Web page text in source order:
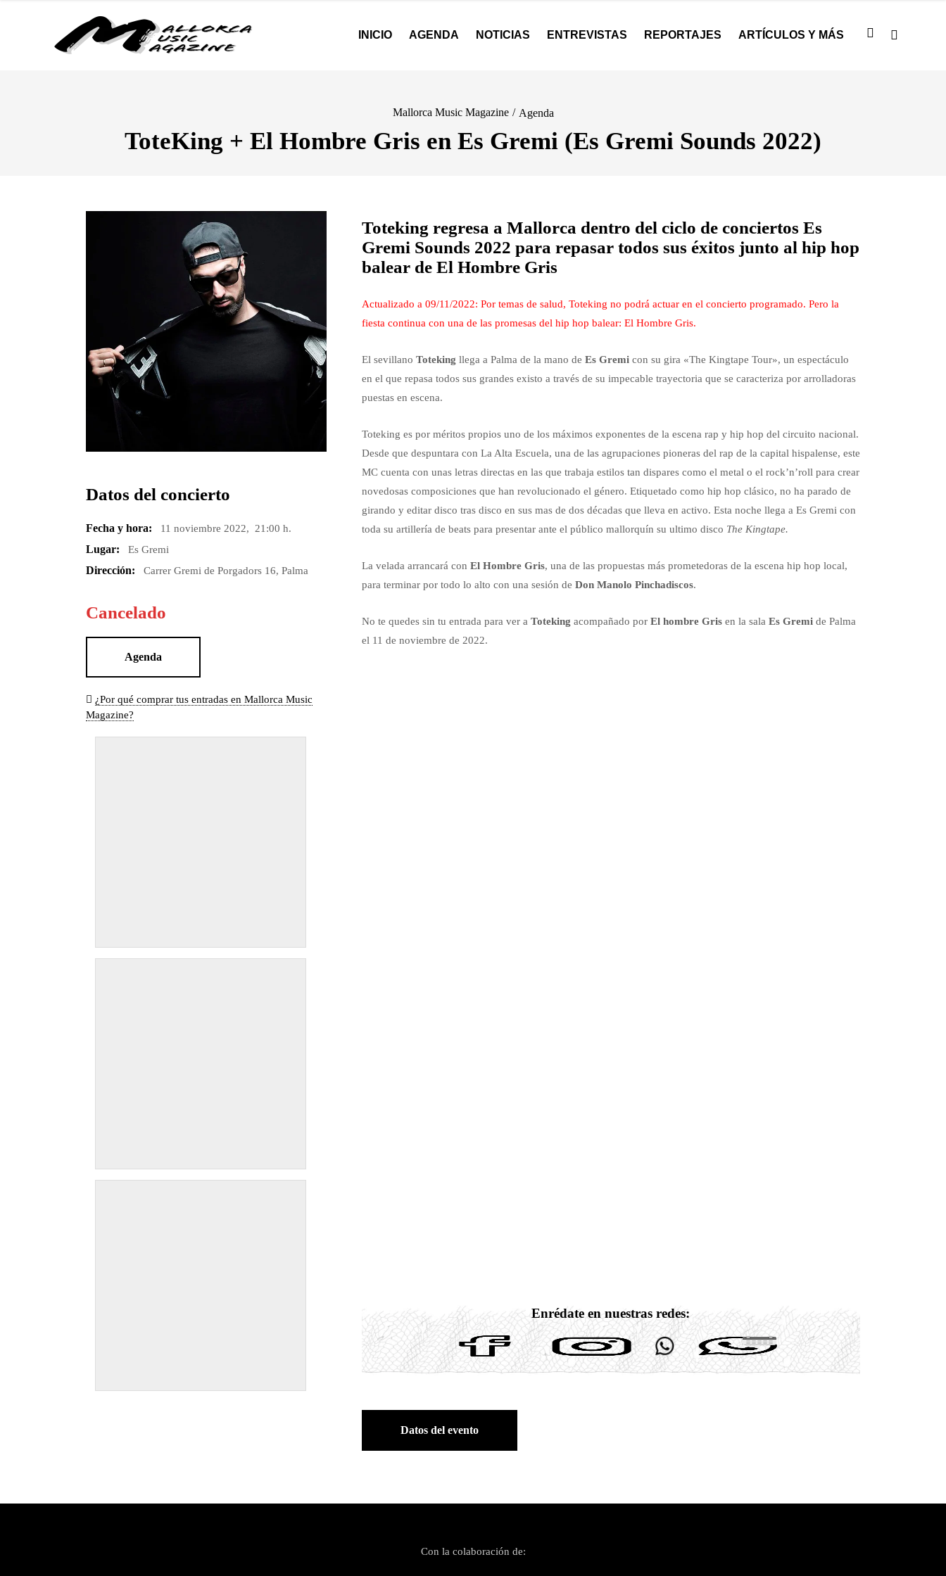
INICIO AGENDA NOTICIAS ENTREVISTAS REPORTAJES ARTÍCULOS Y MÁS
Mallorca Music Magazine / Agenda
ToteKing + El Hombre Gris en Es Gremi (Es Gremi Sounds 2022)
Datos del concierto
Fecha y hora: 11 noviembre 2022, 21:00 h.
Lugar: Es Gremi
Dirección: Carrer Gremi de Porgadors 16, Palma
Cancelado
Agenda
¿Por qué comprar tus entradas en Mallorca Music
Magazine?
Toteking regresa a Mallorca dentro del ciclo de conciertos Es
Gremi Sounds 2022 para repasar todos sus éxitos junto al hip hop
balear de El Hombre Gris
Actualizado a 09/11/2022: Por temas de salud, Toteking no podrá actuar en el concierto programado. Pero la
fiesta continua con una de las promesas del hip hop balear: El Hombre Gris.
El sevillano Toteking llega a Palma de la mano de Es Gremicon su gira «The Kingtape Tour», un espectáculo
en el que repasa todos sus grandes existo a través de su impecable trayectoria que se caracteriza por arrolladoras
puestas en escena.
Toteking es por méritos propios uno de los máximos exponentes de la escena rap y hip hop del circuito nacional.
Desde que despuntara con La Alta Escuela, una de las agrupaciones pioneras del rap de la capital hispalense, este
MC cuenta con unas letras directas en las que trabaja estilos tan dispares como el metal o el rock’n’roll para crear
novedosas composiciones que han revolucionado el género. Etiquetado como hip hop clásico, no ha parado de
girando y editar disco tras disco en sus mas de dos décadas que lleva en activo. Esta noche llega a Es Gremi con
toda su artillería de beats para presentar ante el público mallorquín su ultimo disco The Kingtape.
La velada arrancará con El Hombre Gris, una de las propuestas más prometedoras de la escena hip hop local,
para terminar por todo lo alto con una sesión de Don Manolo Pinchadiscos.
No te quedes sin tu entrada para ver a Toteking acompañado por El hombre Grisen la sala Es Gremide Palma
el 11 de noviembre de 2022.
Enrédate en nuestras redes:
Datos del evento
Con la colaboración de: